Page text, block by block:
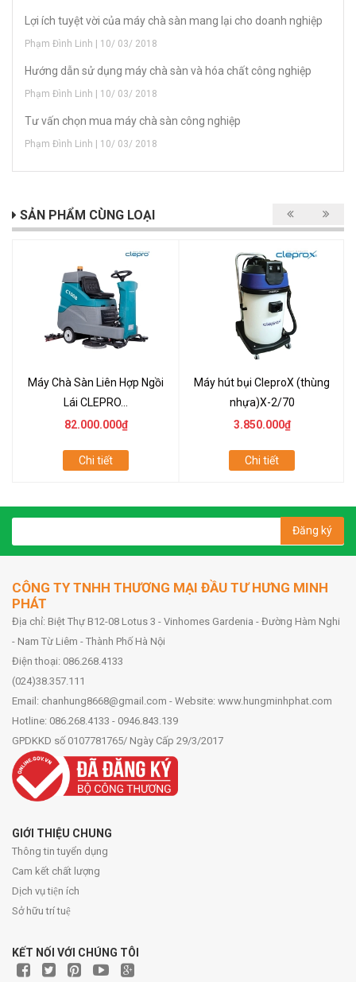
Lợi ích tuyệt vời của máy chà sàn mang lại cho doanh nghiệp
Phạm Đình Linh | 10/ 03/ 2018
Hướng dẫn sử dụng máy chà sàn và hóa chất công nghiệp
Phạm Đình Linh | 10/ 03/ 2018
Tư vấn chọn mua máy chà sàn công nghiệp
Phạm Đình Linh | 10/ 03/ 2018
SẢN PHẨM CÙNG LOẠI
Máy Chà Sàn Liên Hợp Ngồi
Lái CLEPRO...
82.000.000₫
Chi tiết
Máy hút bụi CleproX (thùng
nhựa)X-2/70
3.850.000₫
Chi tiết
Đăng ký
CÔNG TY TNHH THƯƠNG MẠI ĐẦU TƯ HƯNG MINH
PHÁT
Địa chỉ: Biệt Thự B12-08 Lotus 3 - Vinhomes Gardenia - Đường Hàm Nghi
- Nam Từ Liêm - Thành Phố Hà Nội
Điện thoại: 086.268.4133
(024)38.357.111
Email: chanhung8668@gmail.com - Website: www.hungminhphat.com
Hotline: 086.268.4133 - 0946.843.139
GPDKKD số 0107781765/ Ngày Cấp 29/3/2017
GIỚI THIỆU CHUNG
Thông tin tuyển dụng
Cam kết chất lượng
Dịch vụ tiện ích
Sở hữu trí tuệ
KẾT NỐI VỚI CHÚNG TÔI